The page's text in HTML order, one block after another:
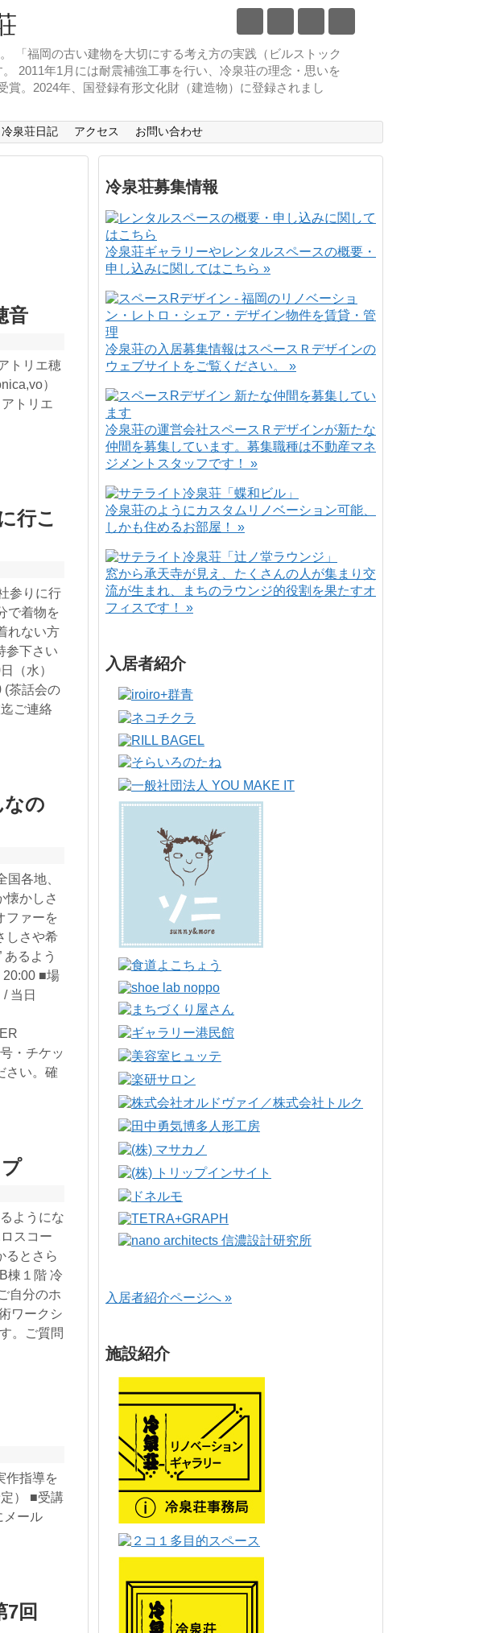
「福岡の古い建物を大切にする考え方の実践（ビルストック
2011年1月には耐震補強工事を行い、冷泉荘の理念・思いを
。2024年、国登録有形文化財（建造物）に登録されまし
冷泉荘日記 アクセス お問い合わせ
音
トリエ穂
）
トリエ
行こ
参りに行
で着物を
れない方
参下さい
（水）
(茶話会の
ご連絡
なの
各地、
懐かしさ
ファーを
しさや希
るよう
20:00 ■場
当日
・チケッ
さい。確
ようにな
スコー
るとさら
棟１階 冷
自分のホ
ワークシ
。ご質問
作指導を
） ■受講
メール
7回
冷泉荘募集情報
冷泉荘ギャラリーやレンタルスペースの概要・
申し込みに関してはこちら »
冷泉荘の入居募集情報はスペースＲデザインの
ウェブサイトをご覧ください。 »
冷泉荘の運営会社スペースＲデザインが新たな
仲間を募集しています。募集職種は不動産マネ
ジメントスタッフです！ »
冷泉荘のようにカスタムリノベーション可能、
しかも住めるお部屋！ »
窓から承天寺が見え、たくさんの人が集まり交
流が生まれ、まちのラウンジ的役割を果たすオ
フィスです！ »
入居者紹介
入居者紹介ページへ »
施設紹介